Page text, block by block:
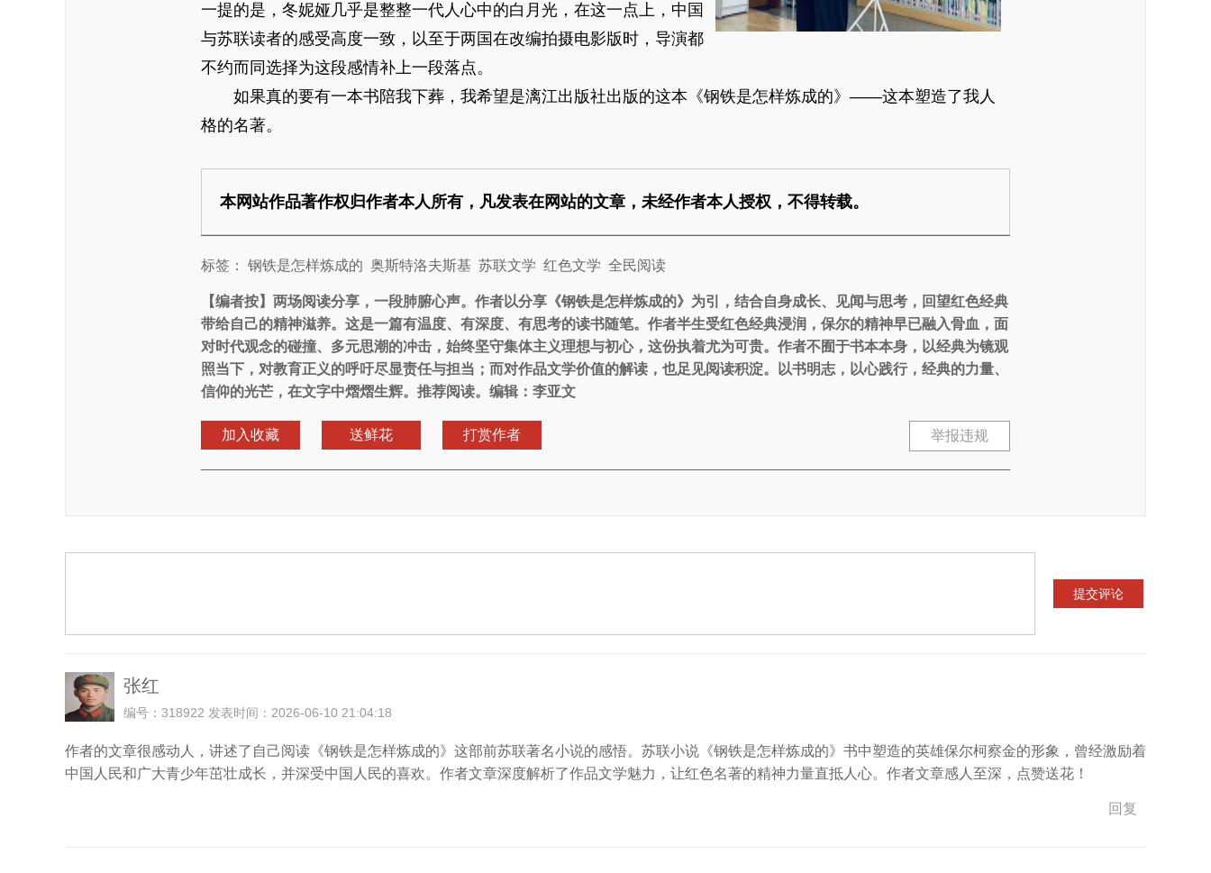
一提的是，冬妮娅几乎是整整一代人心中的白月光，在这一点上，中国
与苏联读者的感受高度一致，以至于两国在改编拍摄电影版时，导演都
不约而同选择为这段感情补上一段落点。
如果真的要有一本书陪我下葬，我希望是漓江出版社出版的这本《钢铁是怎样炼成的》——这本塑造了我人
格的名著。
本网站作品著作权归作者本人所有，凡发表在网站的文章，未经作者本人授权，不得转载。
标签： 钢铁是怎样炼成的 奥斯特洛夫斯基 苏联文学 红色文学 全民阅读
【编者按】 两场阅读分享，一段肺腑心声。作者以分享《钢铁是怎样炼成的》为引，结合自身成长、见闻与思考，回望红色经典
带给自己的精神滋养。这是一篇有温度、有深度、有思考的读书随笔。作者半生受红色经典浸润，保尔的精神早已融入骨血，面
对时代观念的碰撞、多元思潮的冲击，始终坚守集体主义理想与初心，这份执着尤为可贵。作者不囿于书本本身，以经典为镜观
照当下，对教育正义的呼吁尽显责任与担当；而对作品文学价值的解读，也足见阅读积淀。以书明志，以心践行，经典的力量、
信仰的光芒，在文字中熠熠生辉。推荐阅读。编辑：李亚文
加入收藏 送鲜花 打赏作者 举报违规
张红
编号：318922 发表时间：2026-06-10 21:04:18
作者的文章很感动人，讲述了自己阅读《钢铁是怎样炼成的》这部前苏联著名小说的感悟。苏联小说《钢铁是怎样炼成的》书中塑造的英雄保尔柯察金的形象，曾经激励着
中国人民和广大青少年茁壮成长，并深受中国人民的喜欢。作者文章深度解析了作品文学魅力，让红色名著的精神力量直抵人心。作者文章感人至深，点赞送花！
回复